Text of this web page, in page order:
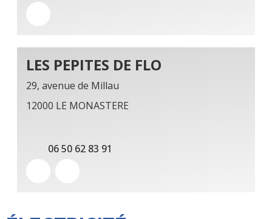
LES PEPITES DE FLO
29, avenue de Millau
12000 LE MONASTERE
06 50 62 83 91